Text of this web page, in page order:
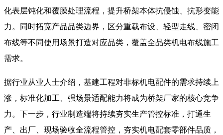
化表层钝化和覆膜处理流程，提升桥架本体抗侵蚀、抗形变能
力。同时拓宽产品品类边界，区分重载布设、轻型走线、密闭
布线等不同使用场景打造对应品类，覆盖全品类机电布线施工
需求。
据行业从业人士介绍，基建工程对非标机电配件的需求持续上
涨，标准化加工、强场景适配能力将成为桥架厂家的核心竞争
力。下一步，行业制造端将持续夯实生产管控标准，打通生
产、出厂、现场验收全流程管控，夯实机电配套零部件品质，